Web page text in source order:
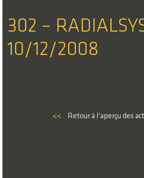
302 –
10/12/2008
<< Retour à l’aperçu des